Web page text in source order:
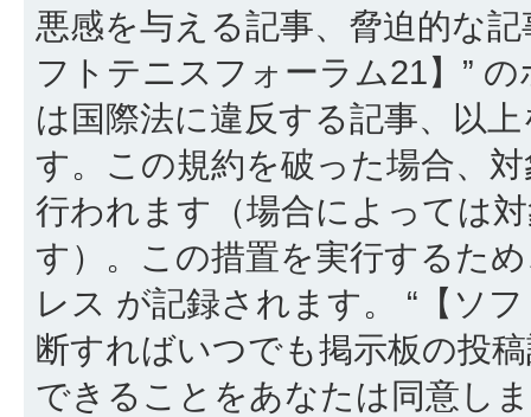
悪感を与える記事、脅迫的な
フトテニスフォーラム21】”
は国際法に違反する記事、以
す。この規約を破った場合、
行われます（場合によっては
す）。この措置を実行するた
レス が記録されます。 “【ソ
断すればいつでも掲示板の投
できることをあなたは同意し